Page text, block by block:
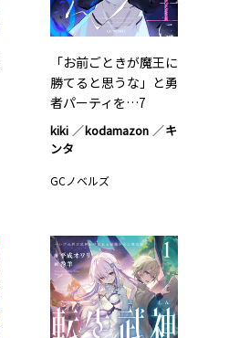
「お前ごときが魔王に
勝てると思うな」と勇
者パーティを…7
kiki kodamazon
キ
ンタ
GCノベルズ